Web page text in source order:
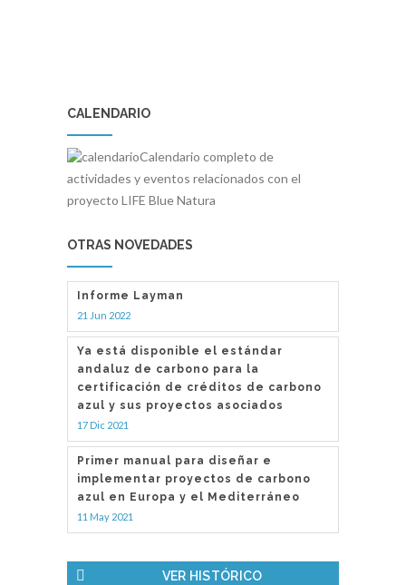
CALENDARIO
Calendario completo de
actividades y eventos relacionados con el
proyecto LIFE Blue Natura
OTRAS NOVEDADES
Informe Layman
21 Jun 2022
Ya está disponible el estándar
andaluz de carbono para la
certificación de créditos de carbono
azul y sus proyectos asociados
17 Dic 2021
Primer manual para diseñar e
implementar proyectos de carbono
azul en Europa y el Mediterráneo
11 May 2021
VER HISTÓRICO